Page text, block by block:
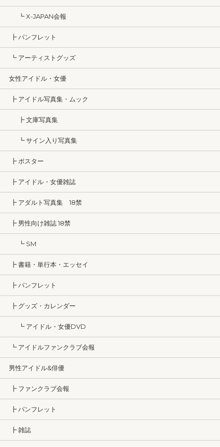
┗ X-JAPAN会報
┣ パンフレット
┗ アーティストグッズ
女性アイドル・女優
┣ アイドル写真集・ムック
┣ 文庫写真集
┗ サイン入り写真集
┣ ポスター
┣ アイドル・女優雑誌
┣ アダルト写真集 18禁
┣ 男性向け雑誌 18禁
┗ SM
┣ 書籍・単行本・エッセイ
┣ パンフレット
┣ グッズ・カレンダー
┗ アイドル・女優DVD
┗ アイドルファンクラブ会報
男性アイドル&俳優
┣ ファンクラブ会報
┣ パンフレット
┣ 雑誌